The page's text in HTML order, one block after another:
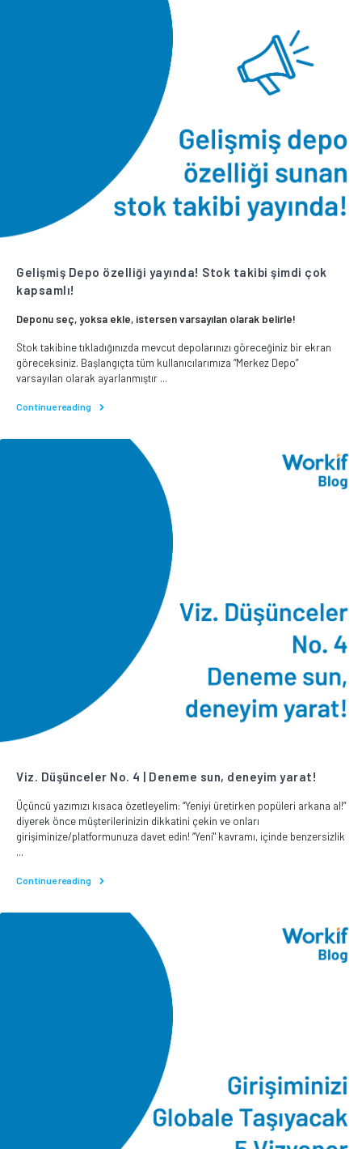
Gelişmiş Depo özelliği yayında! Stok takibi şimdi çok
kapsamlı!
Deponu seç, yoksa ekle, istersen varsayılan olarak belirle!
Stok takibine tıkladığınızda mevcut depolarınızı göreceğiniz bir ekran
göreceksiniz. Başlangıçta tüm kullanıcılarımıza “Merkez Depo”
varsayılan olarak ayarlanmıştır ...
Continue reading
Viz. Düşünceler No. 4 | Deneme sun, deneyim yarat!
Üçüncü yazımızı kısaca özetleyelim: “Yeniyi üretirken popüleri arkana al!”
diyerek önce müşterilerinizin dikkatini çekin ve onları
girişiminize/platformunuza davet edin! “Yeni" kavramı, içinde benzersizlik
...
Continue reading